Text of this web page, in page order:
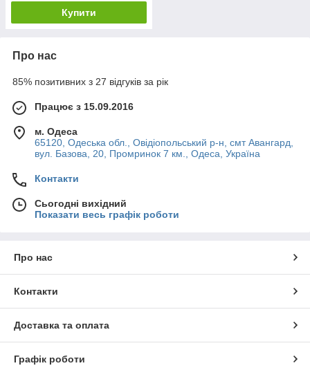
Купити
Про нас
85% позитивних з 27 відгуків за рік
Працює з 15.09.2016
м. Одеса
65120, Одеська обл., Овідіопольський р-н, смт Авангард,
вул. Базова, 20, Промринок 7 км., Одеса, Україна
Контакти
Сьогодні вихідний
Показати весь графік роботи
Про нас
Контакти
Доставка та оплата
Графік роботи